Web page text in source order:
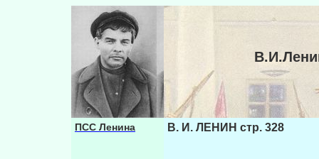
ПСС Ленина В. И. ЛЕНИН стр. 328